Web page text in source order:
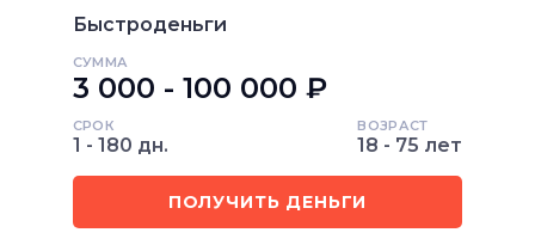
Быстроденьги
СУММА
3 000 - 100 000 ₽
СРОК
1 - 180 дн.
ВОЗРАСТ
18 - 75 лет
ПОЛУЧИТЬ ДЕНЬГИ